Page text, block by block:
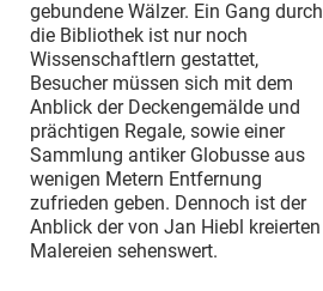
gebundene Wälzer. Ein Gang durch
die Bibliothek ist nur noch
Wissenschaftlern gestattet,
Besucher müssen sich mit dem
Anblick der Deckengemälde und
prächtigen Regale, sowie einer
Sammlung antiker Globusse aus
wenigen Metern Entfernung
zufrieden geben. Dennoch ist der
Anblick der von Jan Hiebl kreierten
Malereien sehenswert.